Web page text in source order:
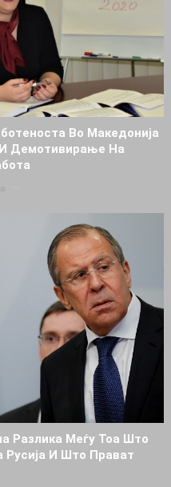
Во Македонија
Дeмoтивиpaње На
Разлика Меѓу Тоа Што
Русија И Што Прават